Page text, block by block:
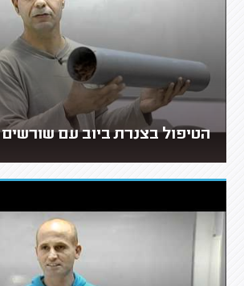
הטיפול בצנרת ביוב עם שורשים